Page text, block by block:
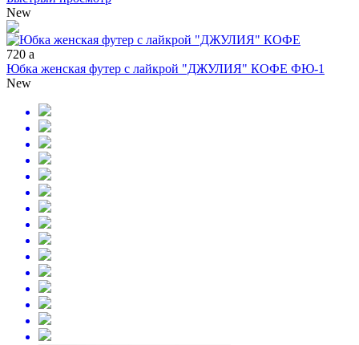
New
720 a
Юбка женская футер с лайкрой "ДЖУЛИЯ" КОФЕ ФЮ-1
New